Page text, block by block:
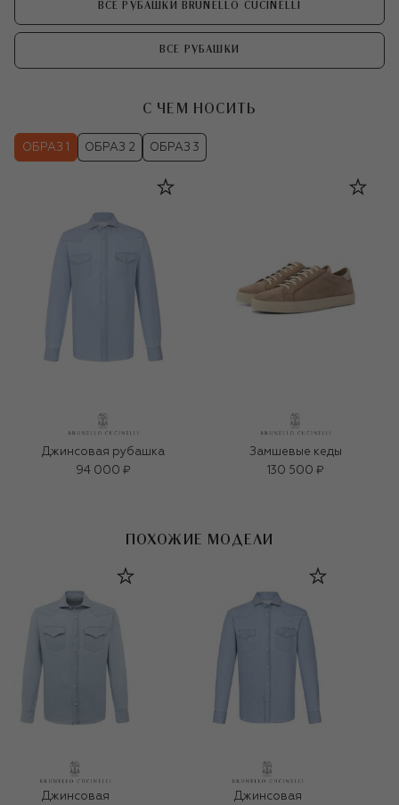
ВСЕ РУБАШКИ BRUNELLO CUCINELLI
ВСЕ РУБАШКИ
С ЧЕМ НОСИТЬ
ОБРАЗ 1 ОБРАЗ 2 ОБРАЗ 3
Джинсовая рубашка
94 000 ₽
Замшевые кеды
130 500 ₽
ПОХОЖИЕ МОДЕЛИ
Джинсовая Джинсовая